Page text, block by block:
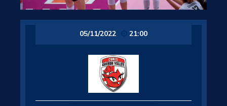
05/11/2022 21:00